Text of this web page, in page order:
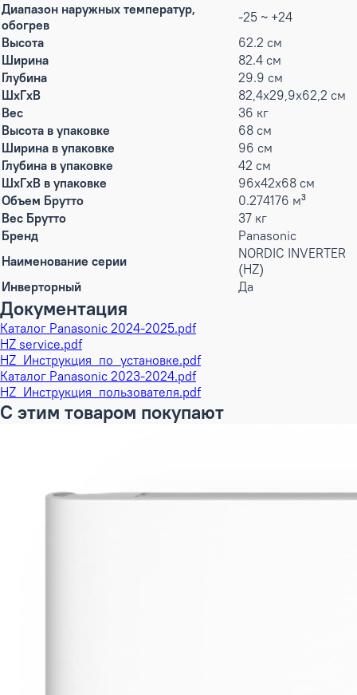
Диапазон наружных температур,
обогрев
-25 ~ +24
Высота
62.2 см
Ширина
82.4 см
Глубина
29.9 см
ШxГxВ
82,4x29,9x62,2 см
Вес
36 кг
Высота в упаковке
68 см
Ширина в упаковке
96 см
Глубина в упаковке
42 см
ШxГxВ в упаковке
96x42x68 см
Объем Брутто
0.274176 м³
Вес Брутто
37 кг
Бренд
Panasonic
Наименование серии
NORDIC INVERTER
(HZ)
Инверторный
Да
Документация
Каталог Panasonic 2024-2025.pdf
HZ service.pdf
HZ_Инструкция_по_установке.pdf
Каталог Panasonic 2023-2024.pdf
HZ_Инструкция_пользователя.pdf
С этим товаром покупают